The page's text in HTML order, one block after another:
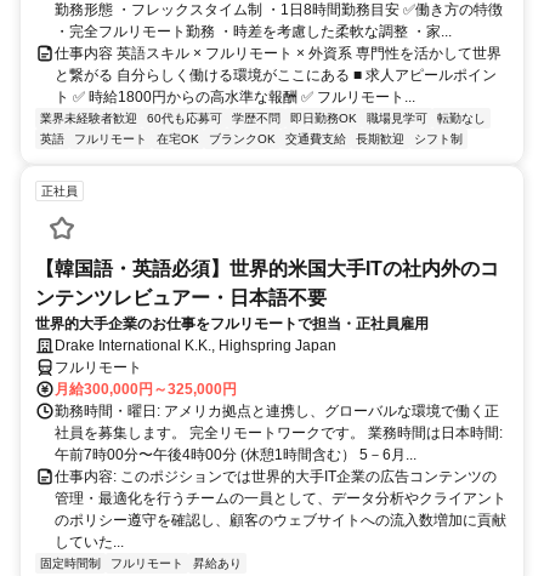
勤務形態 ・フレックスタイム制 ・1日8時間勤務目安 ✅働き方の特徴
・完全フルリモート勤務 ・時差を考慮した柔軟な調整 ・家...
仕事内容 英語スキル × フルリモート × 外資系 専門性を活かして世界
と繋がる 自分らしく働ける環境がここにある ■ 求人アピールポイン
ト ✅ 時給1800円からの高水準な報酬 ✅ フルリモート...
業界未経験者歓迎 60代も応募可 学歴不問 即日勤務OK 職場見学可
転勤なし
英語
フルリモート 在宅OK ブランクOK 交通費支給 長期歓迎 シフト制
正社員
【韓国語・英語必須】世界的米国大手ITの社内外のコ
ンテンツレビュアー・日本語不要
世界的大手企業のお仕事をフルリモートで担当・正社員雇用
Drake International K.K., Highspring Japan
フルリモート
月給300,000円～325,000円
勤務時間・曜日: アメリカ拠点と連携し、グローバルな環境で働く正
社員を募集します。 完全リモートワークです。 業務時間は日本時間:
午前7時00分〜午後4時00分 (休憩1時間含む） 5－6月...
仕事内容: このポジションでは世界的大手IT企業の広告コンテンツの
管理・最適化を行うチームの一員として、データ分析やクライアント
のポリシー遵守を確認し、顧客のウェブサイトへの流入数増加に貢献
していた...
固定時間制 フルリモート 昇給あり